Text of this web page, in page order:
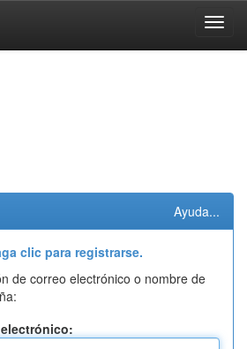
Ayuda...
clic para registrarse.
de correo electrónico o nombre de